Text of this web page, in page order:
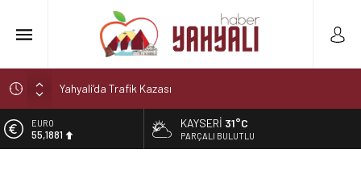
Yahyali’da Trafik Kazası
Yahyali’da Ekmeğe Zam
Kayseri Derbisi Yahyalıspor ile Develigücü Arasında
Oynanacak
EURO
55,1881
KAYSERI 31°C
PARÇALI BULUTLU